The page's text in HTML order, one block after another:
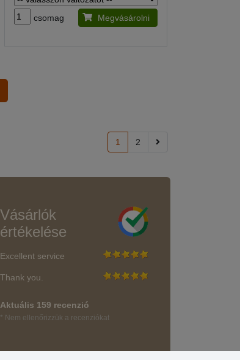
csomag Megvásárolni
1 2
Vásárlók
értékelése
Excellent service
Thank you.
Aktuális 159 recenzió
* Nem ellenőrizzük a recenziókat